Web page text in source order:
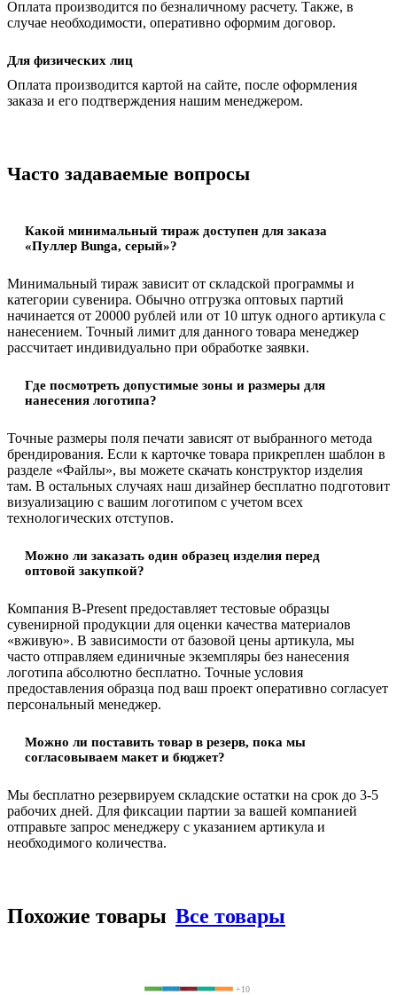
Оплата производится по безналичному расчету. Также, в
случае необходимости, оперативно оформим договор.
Для физических лиц
Оплата производится картой на сайте, после оформления
заказа и его подтверждения нашим менеджером.
Часто задаваемые вопросы
Какой минимальный тираж доступен для заказа
«Пуллер Bunga, серый»?
Минимальный тираж зависит от складской программы и
категории сувенира. Обычно отгрузка оптовых партий
начинается от 20000 рублей или от 10 штук одного артикула с
нанесением. Точный лимит для данного товара менеджер
рассчитает индивидуально при обработке заявки.
Где посмотреть допустимые зоны и размеры для
нанесения логотипа?
Точные размеры поля печати зависят от выбранного метода
брендирования. Если к карточке товара прикреплен шаблон в
разделе «Файлы», вы можете скачать конструктор изделия
там. В остальных случаях наш дизайнер бесплатно подготовит
визуализацию с вашим логотипом с учетом всех
технологических отступов.
Можно ли заказать один образец изделия перед
оптовой закупкой?
Компания B-Present предоставляет тестовые образцы
сувенирной продукции для оценки качества материалов
«вживую». В зависимости от базовой цены артикула, мы
часто отправляем единичные экземпляры без нанесения
логотипа абсолютно бесплатно. Точные условия
предоставления образца под ваш проект оперативно согласует
персональный менеджер.
Можно ли поставить товар в резерв, пока мы
согласовываем макет и бюджет?
Мы бесплатно резервируем складские остатки на срок до 3-5
рабочих дней. Для фиксации партии за вашей компанией
отправьте запрос менеджеру с указанием артикула и
необходимого количества.
Похожие товары Все товары
+10